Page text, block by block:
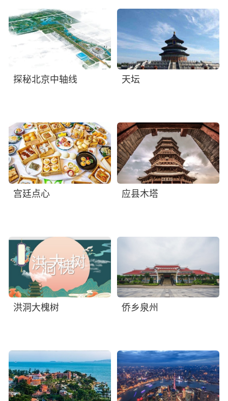
探秘北京中轴线 天坛
宫廷点心 应县木塔
洪洞大槐树 侨乡泉州